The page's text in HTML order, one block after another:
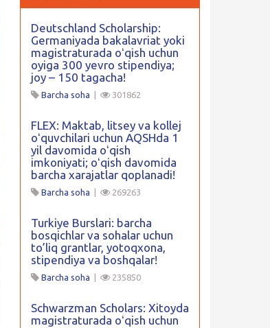
Deutschland Scholarship:
Germaniyada bakalavriat yoki
magistraturada oʻqish uchun
oyiga 300 yevro stipendiya;
joy – 150 tagacha!
Barcha soha 301862
FLEX: Maktab, litsey va kollej
oʻquvchilari uchun AQSHda 1
yil davomida oʻqish
imkoniyati; oʻqish davomida
barcha xarajatlar qoplanadi!
Barcha soha 269263
Turkiye Burslari: barcha
bosqichlar va sohalar uchun
to’liq grantlar, yotoqxona,
stipendiya va boshqalar!
Barcha soha 235850
Schwarzman Scholars: Xitoyda
magistraturada oʻqish uchun